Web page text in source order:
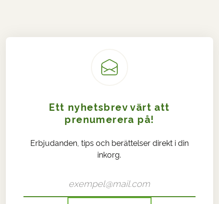
Ett nyhetsbrev värt att
prenumerera på!
Erbjudanden, tips och berättelser direkt i din
inkorg.